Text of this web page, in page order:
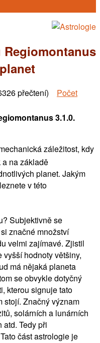
Regiomontanus
přečtení) Počet
3.1.0.
záležitost, kdy
a na základě
planet. Jakým
v této
Subjektivně se
značné množství
velmi zajímavé. Zjistil
hodnoty většiny,
má nějaká planeta
se obvykle dotyčný
kterou signuje tato
stojí. Značný význam
solárních a lunárních
Tedy při
část astrologie je